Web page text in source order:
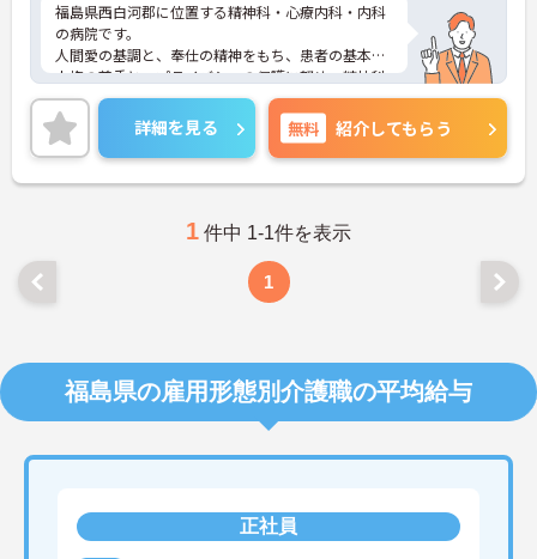
福島県西白河郡に位置する精神科・心療内科・内科
の病院です。
人間愛の基調と、奉仕の精神をもち、患者の基本的
人権の尊重と、プライバシーの保護に努め、精神科
病院、介護老人保健施設として密着した地域医療に
貢献しています。
ご興味のある方には、面接対策ポイントなど、さら
に詳細をお話しいたしますので、お気軽にご相談く
ださい。
詳細を見る 無料 紹介してもらう
1 件中 1-1件を表示
1
福島県の雇用形態別介護職の平均給与
正社員